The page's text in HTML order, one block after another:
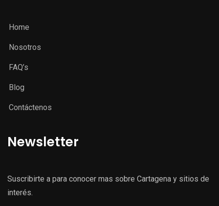
Home
Nosotros
FAQ’s
Blog
Contáctenos
Newsletter
Suscribirte a para conocer mas sobre Cartagena y sitios de
interés.